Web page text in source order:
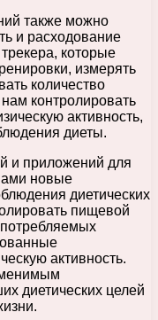
также можно
и расходование
которые
измерять
количество
контролировать
активность,
диеты.
и приложений для
новые
диетических
пищевой
активность.
диетических целей